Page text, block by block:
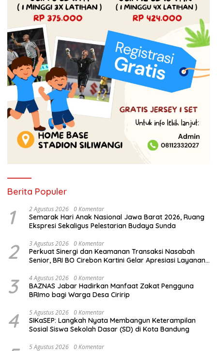
Berita Populer
1 2 Agustus 2026 0 Komentar
Semarak Hari Anak Nasional Jawa Barat 2026, Ruang
Ekspresi Sekaligus Pelestarian Budaya Sunda
2 3 Agustus 2026 0 Komentar
Perkuat Sinergi dan Keamanan Transaksi Nasabah
Senior, BRI BO Cirebon Kartini Gelar Apresiasi Layanan
3 4 Agustus 2026 0 Komentar
BAZNAS Jabar Hadirkan Manfaat Zakat Pengguna
BRImo bagi Warga Desa Ciririp
4 5 Agustus 2026 0 Komentar
SIKaSEP: Langkah Nyata Membangun Keterampilan
Sosial Siswa Sekolah Dasar (SD) di Kota Bandung
5 Agustus 2026 0 Komentar